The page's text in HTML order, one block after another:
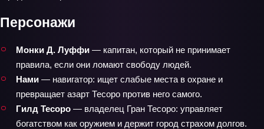
Персонажи
Монки Д. Луффи — капитан, который не принимает
правила, если они ломают свободу людей.
Нами — навигатор: ищет слабые места в охране и
превращает азарт Тесоро против него самого.
Гилд Тесоро — владелец Гран Тесоро: управляет
богатством как оружием и держит город страхом долгов.